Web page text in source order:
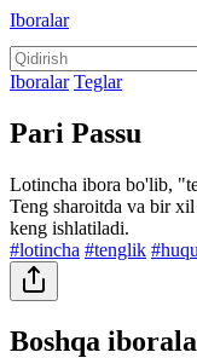
Iboralar
Iboralar Teglar
Pari Passu
Lotincha ibora bo'lib,
Teng sharoitda va bir
keng ishlatiladi.
#lotincha #tenglik
Boshqa